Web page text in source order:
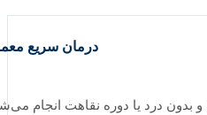
درمان سریع معمولاً
درد یا دوره نقاهت انجام می‌شود